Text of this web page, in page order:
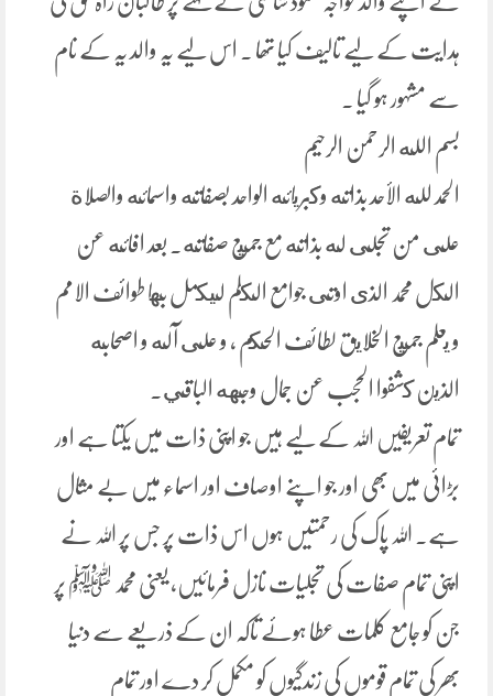
ہدایت کے لیے تالیف کیا تھا ۔ اس لیے یہ والد یہ کے نام
سے مشہور ہو گیا ۔
بسم الله الرحمن الرحیم
الحمد لله الأحد بذاته وكبريائه الواحد بصفاته واسمائه والصلاة
على من تجلى له بذاته مع جميع صفاته. بعد افائه عن
الكل محمد الذى اوتى جوامع الكلم ليكمل بها طوائف الامم
و يعلم جميع الخلايق لطائف الحكم ، و على آله و اصحابه
الذين كشفوا الحجب عن جمال وجهه الباقي.
تمام تعریفیں اللہ کے لیے ہیں جو اپنی ذات میں یکتا ہے اور
بڑائی میں بھی اور جو اپنے اوصاف اور اسماء میں بے مثال
ہے۔ اللہ پاک کی رحمتیں ہوں اس ذات پر جس پر اللہ نے
اپنی تمام صفات کی تجلیات نازل فرمائیں، یعنی محمد ﷺ پر
جن کو جامع کلمات عطا ہوئے تاکہ ان کے ذریعے سے دنیا
بھر کی تمام قوموں کی زندگیوں کو مکمل کر دے اور تمام